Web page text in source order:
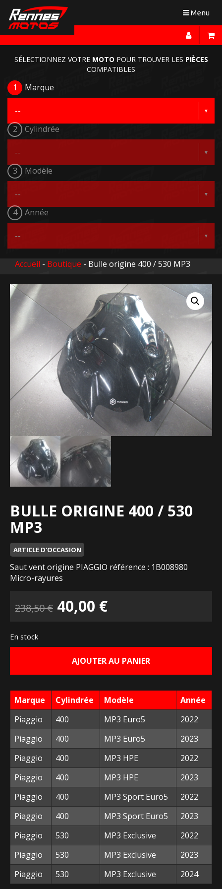
Toggle
Menu
SÉLECTIONNEZ VOTRE MOTO POUR TROUVER LES PIÈCES
COMPATIBLES
1 Marque
2 Cylindrée
3 Modèle
4 Année
Accueil - Boutique - Bulle origine 400 / 530 MP3
BULLE ORIGINE 400 / 530
MP3
ARTICLE D'OCCASION
Saut vent origine PIAGGIO référence : 1B008980
Micro-rayures
238,50€ Le
initial
était :
238,50 €.
40,00 €Le
actuel
est :
40,00 €.
En stock
AJOUTER AU PANIER
Marque Cylindrée Modèle
Année
Piaggio
400 MP3 Euro5
2022
Piaggio
400 MP3 Euro5
2023
Piaggio
400 MP3 HPE
2022
Piaggio
400 MP3 HPE
2023
Piaggio
400 MP3 Sport Euro5
2022
Piaggio
400 MP3 Sport Euro5
2023
Piaggio
530 MP3 Exclusive
2022
Piaggio
530 MP3 Exclusive
2023
Piaggio
530 MP3 Exclusive 2024